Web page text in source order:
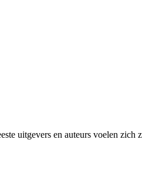
uitgevers en auteurs voelen